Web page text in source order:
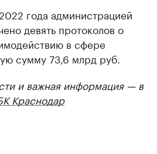
года администрацией
девять протоколов о
в сфере
сумму 73,6 млрд руб.
и важная информация — в
Краснодар